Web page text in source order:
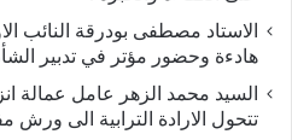
الاستاد مصطفى بودرقة النائب
هادءة وحضور مؤتر في تدبير
السيد محمد الزهر عامل عمالة
تتحول الارادة الترابية الى ورش